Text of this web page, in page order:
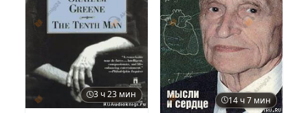
3 ч 23 мин 14 ч 7 мин